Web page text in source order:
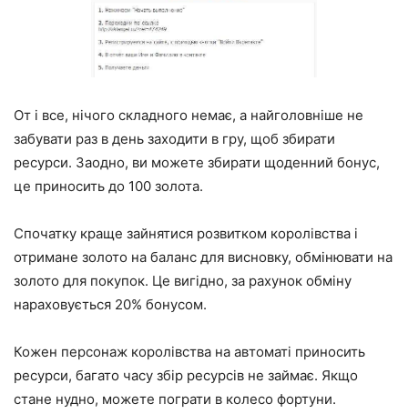
От і все, нічого складного немає, а найголовніше не
забувати раз в день заходити в гру, щоб збирати
ресурси. Заодно, ви можете збирати щоденний бонус,
це приносить до 100 золота.
Спочатку краще зайнятися розвитком королівства і
отримане золото на баланс для висновку, обмінювати на
золото для покупок. Це вигідно, за рахунок обміну
нараховується 20% бонусом.
Кожен персонаж королівства на автоматі приносить
ресурси, багато часу збір ресурсів не займає. Якщо
стане нудно, можете пограти в колесо фортуни.